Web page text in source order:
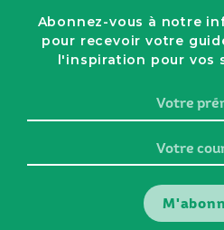
Abonnez-vous à notre
pour recevoir votre
l'inspiration pour vos
prénom
courriel